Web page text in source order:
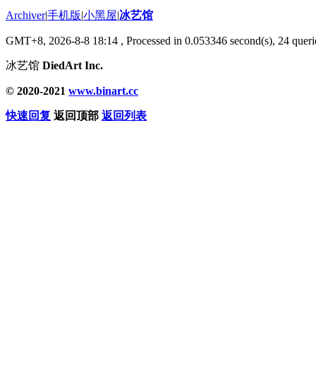
Archiver|手机版|小黑屋|冰艺馆
GMT+8, 2026-8-8 18:14 , Processed in 0.053346 second(s), 24
冰艺馆 DiedArt Inc.
© 2020-2021 www.binart.cc
快速回复 返回顶部 返回列表